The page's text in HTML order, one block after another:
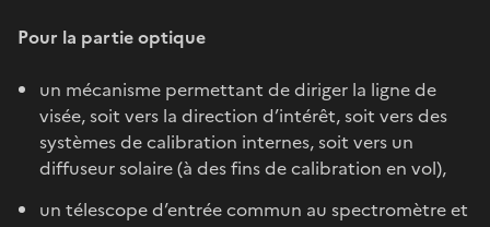
Pour la partie optique
un mécanisme permettant de diriger la ligne de
visée, soit vers la direction d’intérêt, soit vers des
systèmes de calibration internes, soit vers un
diffuseur solaire (à des fins de calibration en vol),
un télescope d’entrée commun au spectromètre et